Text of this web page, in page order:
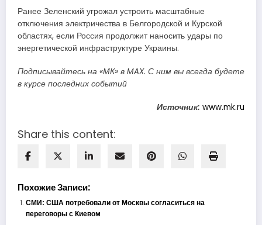
Ранее Зеленский угрожал устроить масштабные
отключения электричества в Белгородской и Курской
областях, если Россия продолжит наносить удары по
энергетической инфраструктуре Украины.
Подписывайтесь на «МК» в MAX. С ним вы всегда будете
в курсе последних событий
Источник: www.mk.ru
Share this content:
Похожие Записи:
СМИ: США потребовали от Москвы согласиться на
переговоры с Киевом